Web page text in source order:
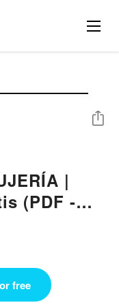
|
(PDF -
Share
free